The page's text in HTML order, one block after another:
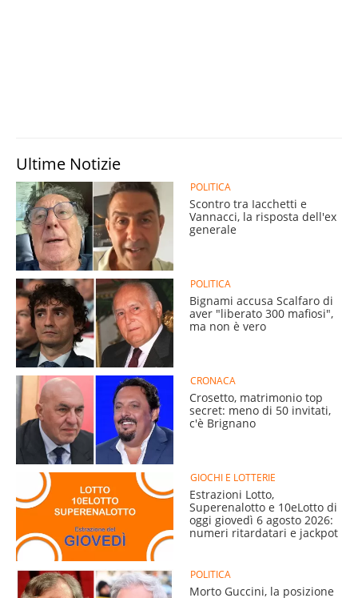
Ultime Notizie
POLITICA
Scontro tra Iacchetti e
Vannacci, la risposta dell'ex
generale
POLITICA
Bignami accusa Scalfaro di
aver "liberato 300 mafiosi",
ma non è vero
CRONACA
Crosetto, matrimonio top
secret: meno di 50 invitati,
c'è Brignano
GIOCHI E LOTTERIE
Estrazioni Lotto,
Superenalotto e 10eLotto di
oggi giovedì 6 agosto 2026:
numeri ritardatari e jackpot
POLITICA
Morto Guccini, la posizione